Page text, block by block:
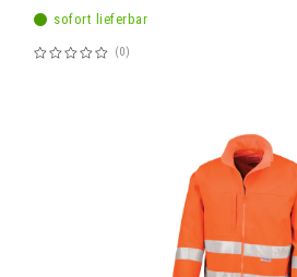
sofort lieferbar
Bewertung:
0